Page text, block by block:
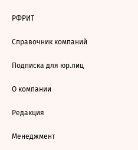
РФРИТ
Справочник компаний
Подписка для юр.лиц
О компании
Редакция
Менеджмент